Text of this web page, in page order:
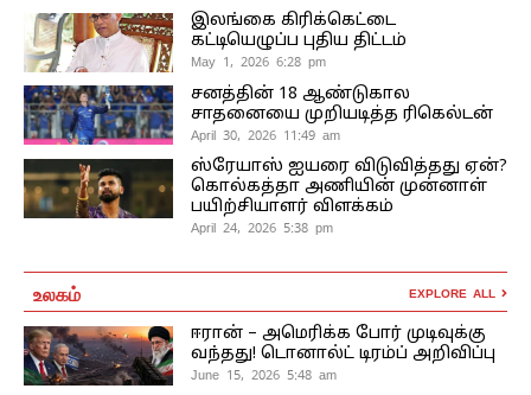
இலங்கை கிரிக்கெட்டை
கட்டியெழுப்ப புதிய திட்டம்
May 1, 2026 6:28 pm
சனத்தின் 18 ஆண்டுகால
சாதனையை முறியடித்த ரிகெல்டன்
April 30, 2026 11:49 am
ஸ்ரேயாஸ் ஐயரை விடுவித்தது ஏன்?
கொல்கத்தா அணியின் முன்னாள்
பயிற்சியாளர் விளக்கம்
April 24, 2026 5:38 pm
உலகம் EXPLORE ALL
ஈரான் – அமெரிக்க போர் முடிவுக்கு
வந்தது! டொனால்ட் டிரம்ப் அறிவிப்பு
June 15, 2026 5:48 am